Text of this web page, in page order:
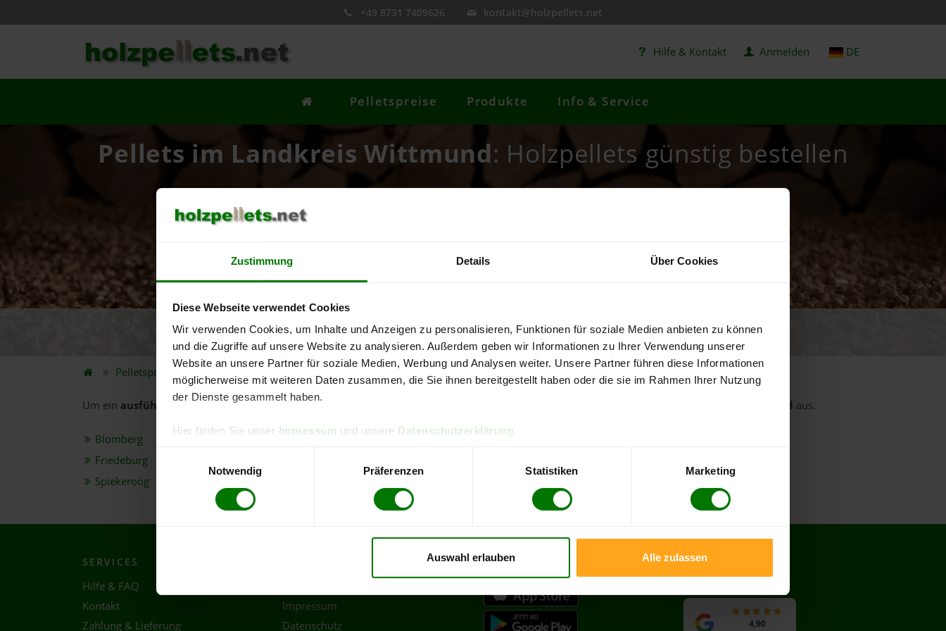
Zustimmung Details Über Cookies
Diese Webseite verwendet Cookies
Wir verwenden Cookies, um Inhalte und Anzeigen zu personalisieren, Funktionen für soziale Medien anbieten zu können
und die Zugriffe auf unsere Website zu analysieren. Außerdem geben wir Informationen zu Ihrer Verwendung unserer
Website an unsere Partner für soziale Medien, Werbung und Analysen weiter. Unsere Partner führen diese Informationen
möglicherweise mit weiteren Daten zusammen, die Sie ihnen bereitgestellt haben oder die sie im Rahmen Ihrer Nutzung
der Dienste gesammelt haben.
Hier finden Sie unser Impressum und unsere Datenschutzerklärung
Notwendig
Präferenzen Statistiken Marketing
Auswahl erlauben Alle zulassen
+49 8731 7409626 kontakt@holzpellets.net
Hilfe & Kontakt Anmelden DE
Pelletspreise Produkte Info & Service
Pellets im Landkreis Wittmund: Holzpellets günstig bestellen
4,93 von 5
4,90 von 5
Pelletspreise Bundesland Niedersachsen Landkreis Wittmund
Um ein ausführliches Preisangebotund nähere Pellets-Informationen Wittmund aus.
Blomberg
Friedeburg
Spiekeroog
SERVICES
Hilfe & FAQ
Kontakt
Zahlung & Lieferung
Impressum
Datenschutz
HOLZ BEWERTUNGEN
4,90